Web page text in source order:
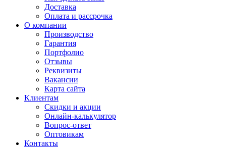
Доставка
Оплата и рассрочка
О компании
Производство
Гарантия
Портфолио
Отзывы
Реквизиты
Вакансии
Карта сайта
Клиентам
Скидки и акции
Онлайн-калькулятор
Вопрос-ответ
Оптовикам
Контакты